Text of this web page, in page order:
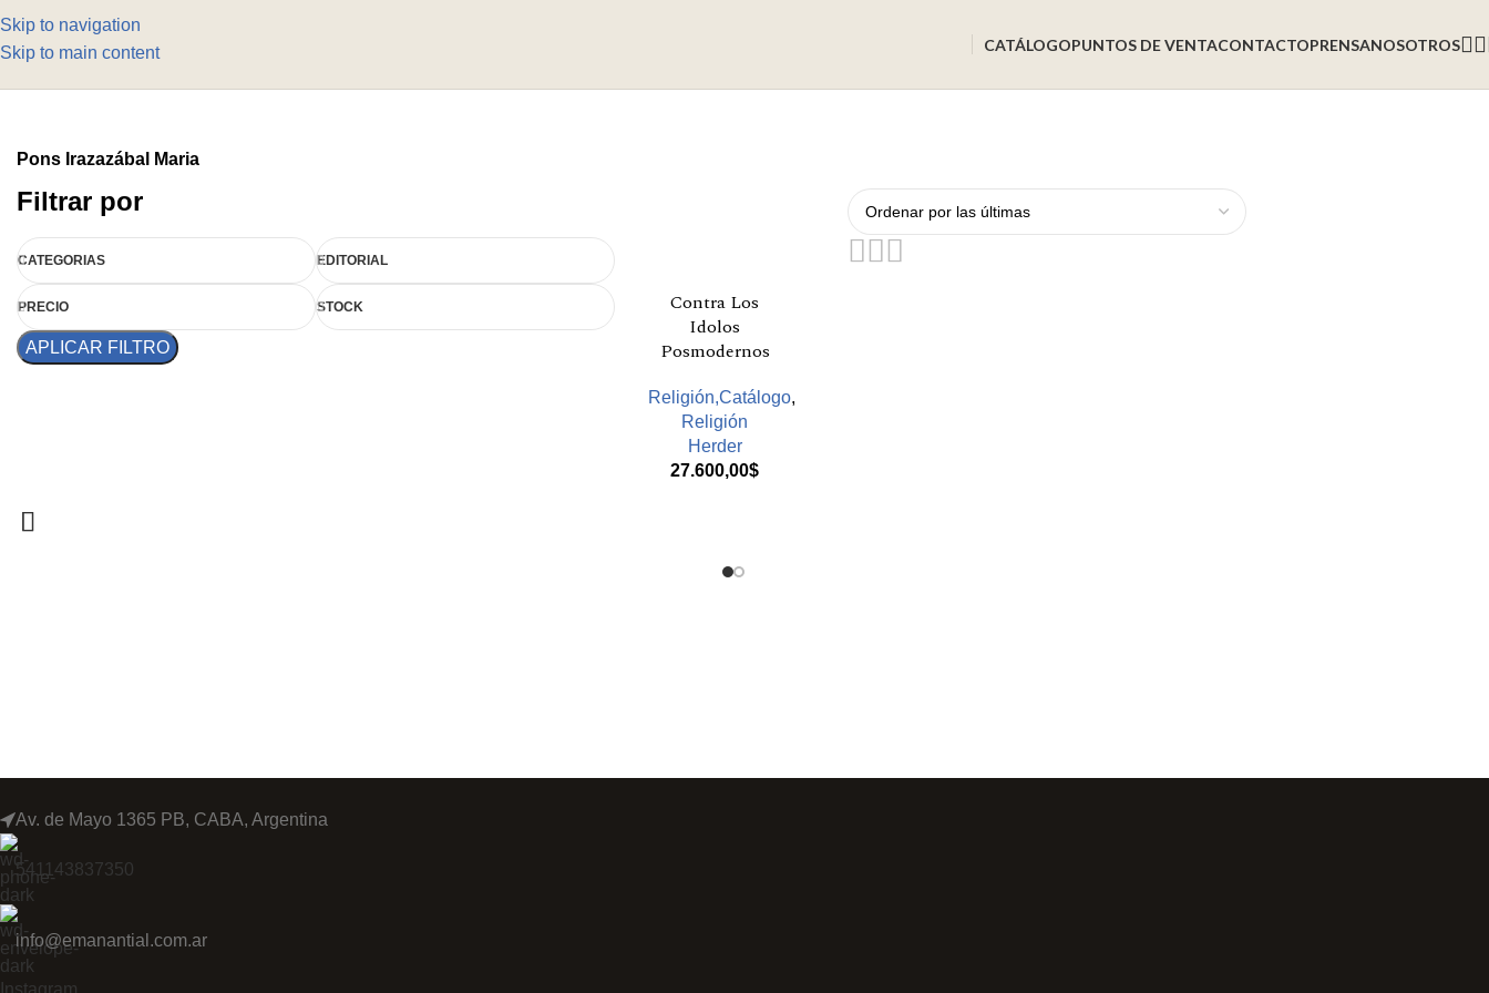
Skip to navigation
Skip to main content
CATÁLOGOPUNTOS DE VENTACONTACTOPRENSANOSOTROS
Pons Irazazábal Maria
Filtrar por
CATEGORIAS EDITORIAL
PRECIO STOCK
APLICAR FILTRO
Contra Los
Idolos
Posmodernos
Religión,Catálogo,
Religión
Herder
27.600,00$
Av. de Mayo 1365 PB, CABA, Argentina
541143837350
info@emanantial.com.ar
Instagram